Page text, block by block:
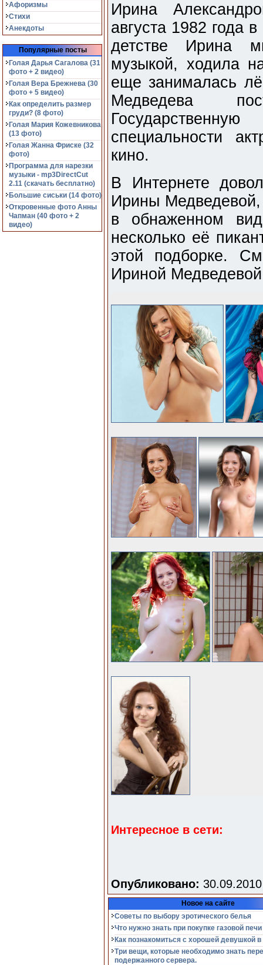
Афоризмы
Стихи
Анекдоты
Популярные посты
Голая Дарья Сагалова (31
фото + 2 видео)
Голая Вера Брежнева (30
фото + 5 видео)
Как определить размер
груди? (8 фото)
Голая Мария Кожевникова
(13 фото)
Голая Жанна Фриске (32
фото)
Программа для нарезки
музыки - mp3DirectCut
2.11 (cкачать бесплатно)
Большие сиськи (14 фото)
Откровенные фото Анны
Чапман (40 фото + 2
видео)
Ирина
августа 1982 года
детстве Ирина
музыкой, ходила
еще занималась
Медведева
специальности
кино.
В Интернете
Ирины Медведевой,
в обнаженном
несколько её
этой подборке.
Ириной
Интересное в сети:
Опубликовано:
Новое на сайте
Советы по выбору эротического белья
Что нужно знать при покупке газовой печи
Как познакомиться с хорошей девушкой в
Три вещи, которые необходимо знать
подержанного сервера.